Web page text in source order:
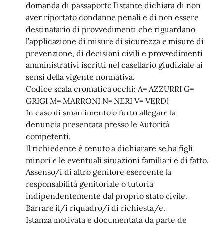
domanda di passaporto l’istante dichiara di non
aver riportato condanne penali e di non essere
destinatario di provvedimenti che riguardano
l’applicazione di misure di sicurezza e misure di
prevenzione, di decisioni civili e provvedimenti
amministrativi iscritti nel casellario giudiziale ai
sensi della vigente normativa.
Codice scala cromatica occhi: A= AZZURRI G=
GRIGI M= MARRONI N= NERI V= VERDI
In caso di smarrimento o furto allegare la
denuncia presentata presso le Autorità
competenti.
Il richiedente è tenuto a dichiarare se ha figli
minori e le eventuali situazioni familiari e di fatto.
Assenso/i di altro genitore esercente la
responsabilità genitoriale o tutoria
indipendentemente dal proprio stato civile.
Barrare il/i riquadro/i di richiesta/e.
Istanza motivata e documentata da parte de